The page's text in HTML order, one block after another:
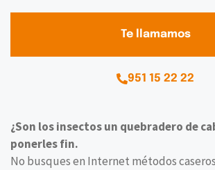
Te llamamos
951 15 22 22
¿Son los insectos un quebradero de
ponerles fin.
No busques en Internet métodos